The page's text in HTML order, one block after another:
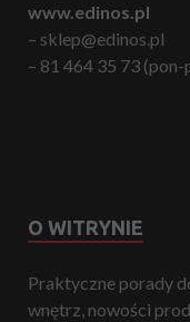
www.edinos.pl
– sklep@edinos.pl
– 81 464 35 73
O WITRYNIE
Praktyczne porady
wnętrz, nowości